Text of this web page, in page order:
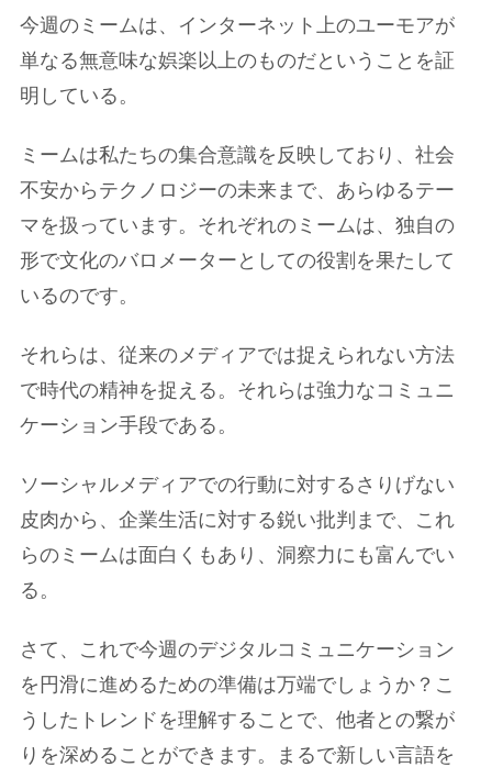
今週のミームは、インターネット上のユーモアが
単なる無意味な娯楽以上のものだということを証
明している。
ミームは私たちの集合意識を反映しており、社会
不安からテクノロジーの未来まで、あらゆるテー
マを扱っています。それぞれのミームは、独自の
形で文化のバロメーターとしての役割を果たして
いるのです。
それらは、従来のメディアでは捉えられない方法
で時代の精神を捉える。それらは強力なコミュニ
ケーション手段である。
ソーシャルメディアでの行動に対するさりげない
皮肉から、企業生活に対する鋭い批判まで、これ
らのミームは面白くもあり、洞察力にも富んでい
る。
さて、これで今週のデジタルコミュニケーション
を円滑に進めるための準備は万端でしょうか？こ
うしたトレンドを理解することで、他者との繋が
りを深めることができます。まるで新しい言語を